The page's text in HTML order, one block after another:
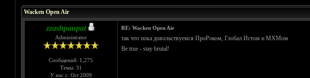
Wacken Open Air
zzashpaupat
Administrator
Сообщений: 1,275
Темы: 31
У нас с: Oct 2009
RE: Wacken Open Air
так что пока довольствуемся ПроРоком, Глобал Истом и МХМом
Be true - stay brutal!